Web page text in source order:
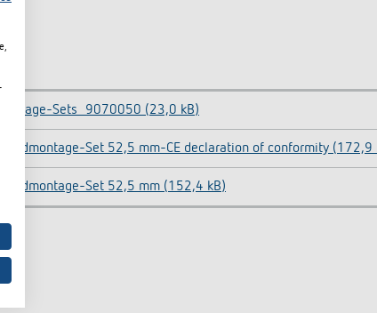
Montage-Sets_9070050 (23,0 kB)
Wandmontage-Set 52,5 mm-CE declaration of conformity (172,9
Wandmontage-Set 52,5 mm (152,4 kB)